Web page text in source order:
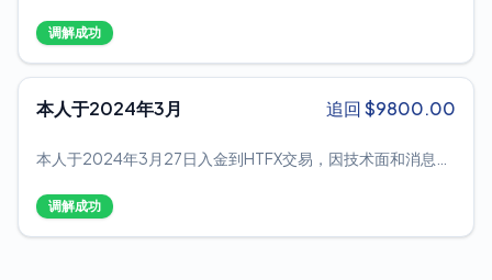
出金速度很快。 但是，一旦你无法平仓，他们也会停止转账和
议，其他什么也不知道。
UItima Markets 盈利直接扣除，亏损客户自己承担！涉事盈利
金额7070美金（已经协商等待一个多月，玩消失了！） 3.具
体情况：本人单纯的赌行情数据，交易之前也和平台业务经理
直接扣除盈利不给！最后给的理由：因为用高杠杆赚的太多！
证金交易的本质就是使用高杠杠，以小博大进行投资交易！这
利，很明显就是想让客户不停刷单，直到爆仓！ 5.之前朋友在
调解成功
本人于2024年3月 追回 $9800.00
本人于2024年3月27日入金到HTFX交易，因技术面和消息面
着第二天就出金。谁知道当我申请出金的时候，就收到了平台
发来的邮件说我是违规交易，并且要扣除我的利润。我就懵
调解成功